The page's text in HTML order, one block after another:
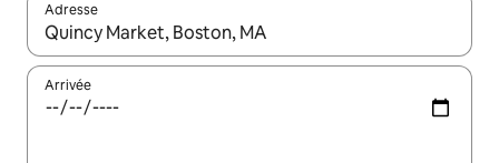
Adresse
Lorsque les résultats s'affichent, utilisez les flèches vers le
Arrivée